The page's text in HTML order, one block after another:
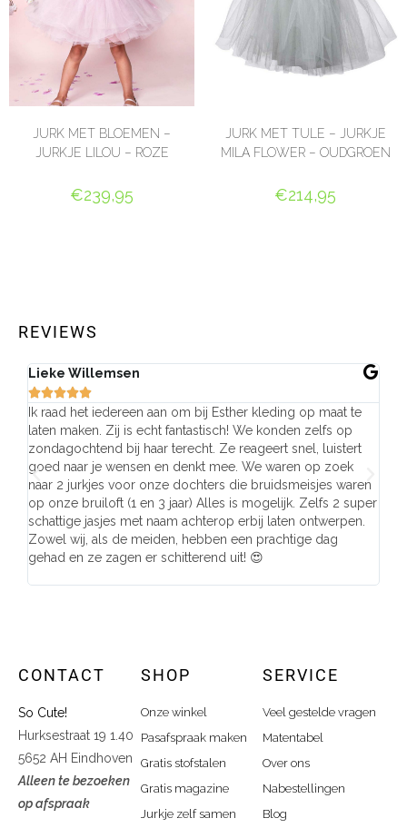
JURK MET BLOEMEN –
JURKJE LILOU – ROZE
€239,95
JURK MET TULE – JURKJE
MILA FLOWER – OUDGROEN
€214,95
REVIEWS
Lieke Willemsen

Ik raad het iedereen aan om bij Esther kleding op maat te
laten maken. Zij is echt fantastisch! We konden zelfs op
zondagochtend bij haar terecht. Ze reageert snel, luistert
goed naar je wensen en denkt mee. We waren op zoek
naar 2 jurkjes voor onze dochters die bruidsmeisjes waren
op onze bruiloft (1 en 3 jaar) Alles is mogelijk. Zelfs 2 super
schattige jasjes met naam achterop erbij laten ontwerpen.
Zowel wij, als de meiden, hebben een prachtige dag
gehad en ze zagen er schitterend uit! 😍
CONTACT
So Cute!
Hurksestraat 19 1.40
5652 AH Eindhoven
Alleen te bezoeken
op afspraak
SHOP
Onze winkel
Pasafspraak maken
Gratis stofstalen
Gratis magazine
Jurkje zelf samen
SERVICE
Veel gestelde vragen
Matentabel
Over ons
Nabestellingen
Blog